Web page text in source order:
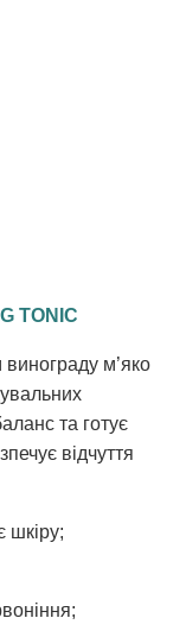
TONIC
м’яко
та готує
відчуття
шкіру;